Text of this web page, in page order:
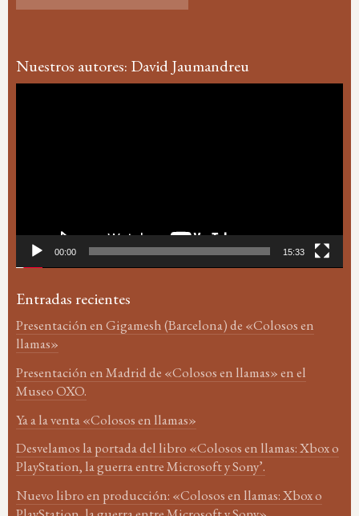
Nuestros autores: David Jaumandreu
00:00 15:33
Entradas recientes
Presentación en Gigamesh (Barcelona) de «Colosos en
llamas»
Presentación en Madrid de «Colosos en llamas» en el
Museo OXO.
Ya a la venta «Colosos en llamas»
Desvelamos la portada del libro «Colosos en llamas: Xbox o
PlayStation, la guerra entre Microsoft y Sony’.
Nuevo libro en producción: «Colosos en llamas: Xbox o